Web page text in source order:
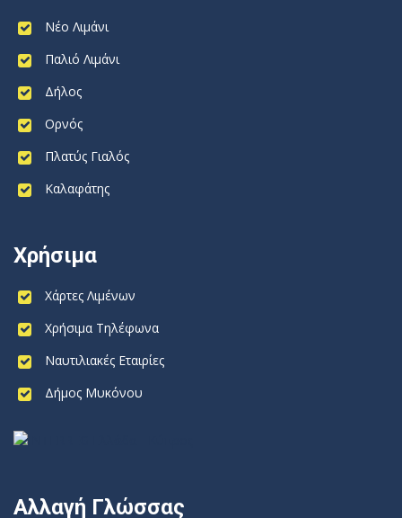
Νέο Λιμάνι
Παλιό Λιμάνι
Δήλος
Ορνός
Πλατύς Γιαλός
Καλαφάτης
Χρήσιμα
Χάρτες Λιμένων
Χρήσιμα Τηλέφωνα
Ναυτιλιακές Εταιρίες
Δήμος Μυκόνου
Αλλαγή Γλώσσας